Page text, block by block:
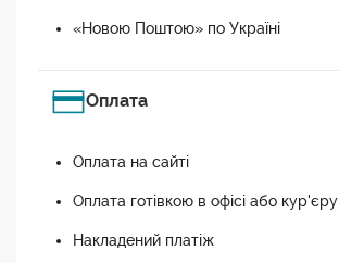
«Новою Поштою» по Україні
Оплата
Оплата на сайті
Оплата готівкою в офісі або кур'єру
Накладений платіж